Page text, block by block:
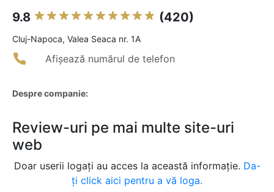
9.8 (420)
Cluj-Napoca, Valea Seaca nr. 1A
Afișează numărul de telefon
Despre companie:
Review-uri pe mai multe site-uri
web
Doar userii logați au acces la această informație. Da-
ți click aici pentru a vă loga.